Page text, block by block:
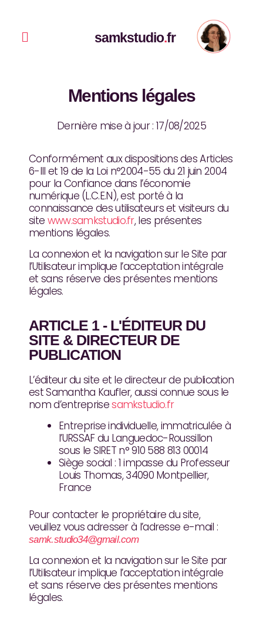
samkstudio.fr
Menu
Mentions légales
Dernière mise à jour : 17/08/2025
Conformément aux dispositions des Articles
6-III et 19 de la Loi n°2004-55 du 21 juin 2004
pour la Confiance dans l’économie
numérique (L.C.E.N), est porté à la
connaissance des utilisateurs et visiteurs du
site www.samkstudio.fr, les présentes
mentions légales.
La connexion et la navigation sur le Site par
l’Utilisateur implique l’acceptation intégrale
et sans réserve des présentes mentions
légales.
ARTICLE 1 - L'ÉDITEUR DU
SITE & DIRECTEUR DE
PUBLICATION
L’éditeur du site et le directeur de publication
est Samantha Kaufler, aussi connue sous le
nom d’entreprisesamkstudio.fr
Entreprise individuelle, immatriculée à
l’URSSAF du Languedoc-Roussillon
sous le SIRET n° 910 588 813 00014
Siège social : 1 impasse du Professeur
Louis Thomas, 34090 Montpellier,
France
Pour contacter le propriétaire du site,
veuillez vous adresser à l’adresse e-mail :
samk.studio34@gmail.com
La connexion et la navigation sur le Site par
l’Utilisateur implique l’acceptation intégrale
et sans réserve des présentes mentions
légales.